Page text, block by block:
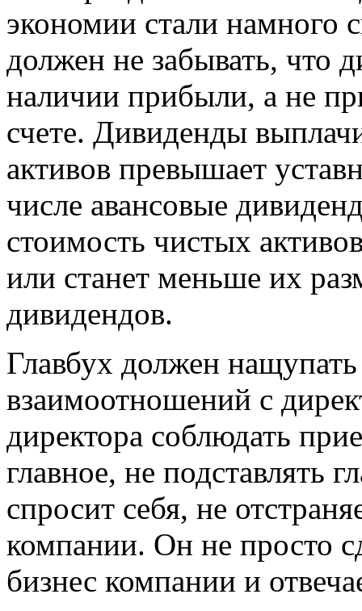
экономии стали намного
должен не забывать, что
наличии прибыли, а не
счете. Дивиденды
активов превышает
числе авансовые
стоимость чистых
или станет меньше их
дивидендов.
Главбух должен нащупать
взаимоотношений с
директора соблюдать
главное, не подставлять
спросит себя, не
компании. Он не просто
бизнес компании и